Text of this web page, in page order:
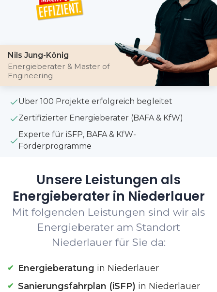
Nils Jung-König
Energieberater & Master of
Engineering
Über 100 Projekte erfolgreich begleitet
Zertifizierter Energieberater (BAFA & KfW)
Experte für iSFP, BAFA & KfW-
Förderprogramme
Unsere Leistungen als
Energieberater in Niederlauer
Mit folgenden Leistungen sind wir als
Energieberater am Standort
Niederlauer für Sie da:
Energieberatung in Niederlauer
Sanierungsfahrplan (iSFP) in Niederlauer